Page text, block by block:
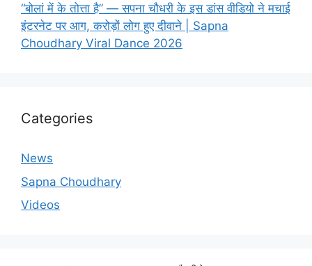
“बोलां में के तोत्ता है” — सपना चौधरी के इस डांस वीडियो ने मचाई
इंटरनेट पर आग, करोड़ों लोग हुए दीवाने | Sapna
Choudhary Viral Dance 2026
Categories
News
Sapna Choudhary
Videos